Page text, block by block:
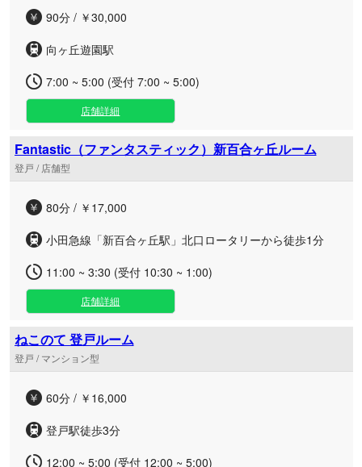
90分 / ￥30,000
向ヶ丘遊園駅
7:00 ~ 5:00 (受付 7:00 ~ 5:00)
店舗詳細
Fantastic（ファンタスティック）新百合ヶ丘ルーム
登戸 / 店舗型
80分 / ￥17,000
小田急線「新百合ヶ丘駅」北口ロータリーから徒歩1分
11:00 ~ 3:30 (受付 10:30 ~ 1:00)
店舗詳細
ねこのて 登戸ルーム
登戸 / マンション型
60分 / ￥16,000
登戸駅徒歩3分
12:00 ~ 5:00 (受付 12:00 ~ 5:00)